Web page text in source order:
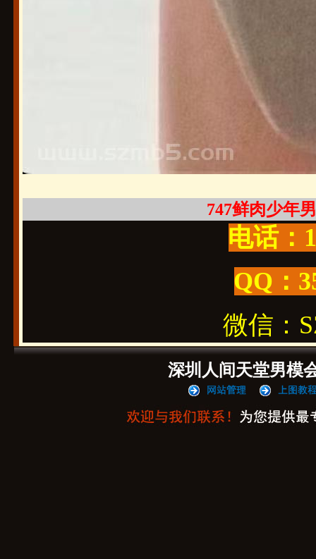
747鲜肉少年
电话：
QQ：
微信：
深圳人间天堂男模